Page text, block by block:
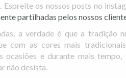
os nossos posts no
partilhadas pelos nossos
a verdade é que a tradição
com as cores mais
e durante mais tempo,
não desista.